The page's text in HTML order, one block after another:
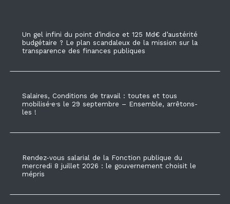
Un gel infini du point d’indice et 125 Md€ d’austérité
budgétaire ? Le plan scandaleux de la mission sur la
transparence des finances publiques
Salaires, Conditions de travail : toutes et tous
mobilisé·e·s le 29 septembre – Ensemble, arrêtons-
les !
Rendez-vous salarial de la Fonction publique du
mercredi 8 juillet 2026 : le gouvernement choisit le
mépris